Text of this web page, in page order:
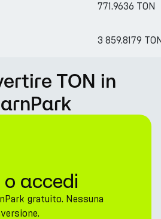
771.9636 TON
3 859.8179
TON in
accedi
gratuito. Nessuna